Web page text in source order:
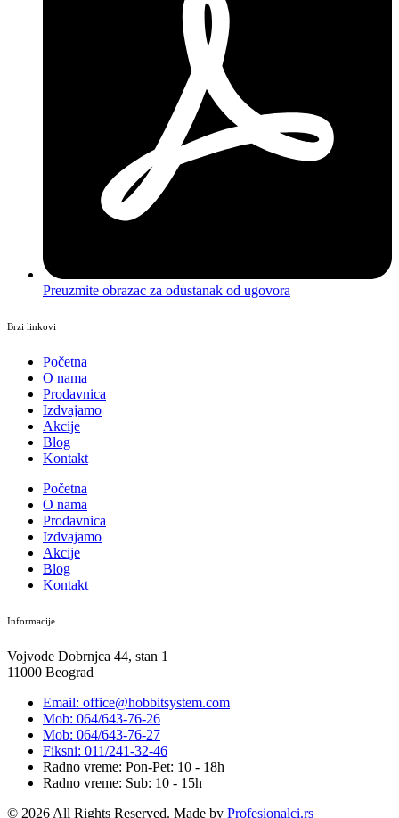
Preuzmite obrazac za odustanak od ugovora
Brzi linkovi
Početna
O nama
Prodavnica
Izdvajamo
Akcije
Blog
Kontakt
Početna
O nama
Prodavnica
Izdvajamo
Akcije
Blog
Kontakt
Informacije
Vojvode Dobrnjca 44, stan 1
11000 Beograd
Email: office@hobbitsystem.com
Mob: 064/643-76-26
Mob: 064/643-76-27
Fiksni: 011/241-32-46
Radno vreme: Pon-Pet: 10 - 18h
Radno vreme: Sub: 10 - 15h
© 2026 All Rights Reserved. Made by Profesionalci.rs